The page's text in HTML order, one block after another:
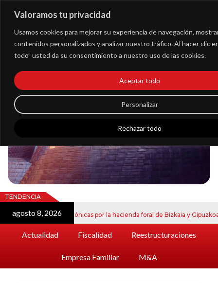
Valoramos tu privacidad
Usamos cookies para mejorar su experiencia de navegación,
contenidos personalizados y analizar nuestro tráfico. Al hacer clic
todo” usted da su consentimiento a nuestro uso de las cookies.
Personalizar
Rechazar todo
Aceptar todo
Blog
Noticias
TENDENCIA
agosto 8, 2026
notificaciones electrónicas por la hacienda foral de Bizkaia y Gipuzkoa
Actualidad Fiscalidad Reestructuraciones
Empresa Familiar M&A